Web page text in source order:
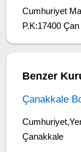
Cumhuriyet
P.K:17400
Benzer
Çanakkale
Çanakkale